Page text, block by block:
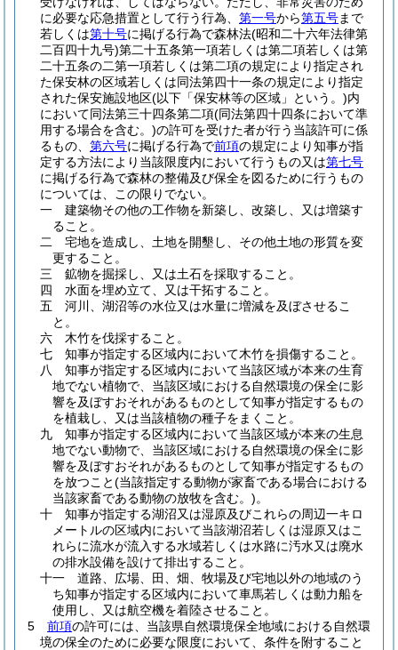
に必要な応急措置として行う行為、 第一号から第五号まで
若しくは第十号に掲げる行為で森林法(昭和二十六年法律第
二百四十九号)第二十五条第一項若しくは第二項若しくは第
二十五条の二第一項若しくは第二項の規定により指定され
た保安林の区域若しくは同法第四十一条の規定により指定
された保安施設地区(以下「保安林等の区域」という。)内
において同法第三十四条第二項(同法第四十四条において準
用する場合を含む。)の許可を受けた者が行う当該許可に係
るもの、 第六号に掲げる行為で前項の規定により知事が指
定する方法により当該限度内において行うもの又は第七号
に掲げる行為で森林の整備及び保全を図るために行うもの
については、この限りでない。
一
建築物その他の工作物を新築し、改築し、又は増築す
ること。
二
宅地を造成し、土地を開墾し、その他土地の形質を変
更すること。
三
鉱物を掘採し、又は土石を採取すること。
四
水面を埋め立て、又は干拓すること。
五
河川、湖沼等の水位又は水量に増減を及ぼさせるこ
と。
六
木竹を伐採すること。
七
知事が指定する区域内において木竹を損傷すること。
八
知事が指定する区域内において当該区域が本来の生育
地でない植物で、当該区域における自然環境の保全に影
響を及ぼすおそれがあるものとして知事が指定するもの
を植栽し、又は当該植物の種子をまくこと。
九
知事が指定する区域内において当該区域が本来の生息
地でない動物で、当該区域における自然環境の保全に影
響を及ぼすおそれがあるものとして知事が指定するもの
を放つこと(当該指定する動物が家畜である場合における
当該家畜である動物の放牧を含む。)。
十
知事が指定する湖沼又は湿原及びこれらの周辺一キロ
メートルの区域内において当該湖沼若しくは湿原又はこ
れらに流水が流入する水域若しくは水路に汚水又は廃水
の排水設備を設けて排出すること。
十一
道路、広場、田、畑、牧場及び宅地以外の地域のう
ち知事が指定する区域内において車馬若しくは動力船を
使用し、又は航空機を着陸させること。
5
前項の許可には、当該県自然環境保全地域における自然環
境の保全のために必要な限度において、条件を附すること